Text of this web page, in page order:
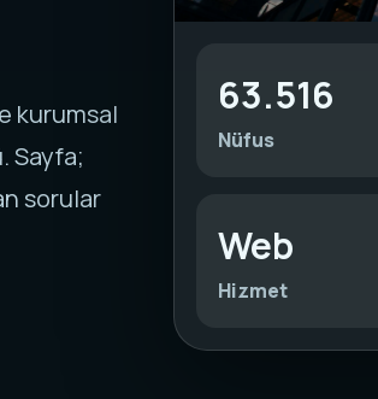
kurumsal
Sayfa;
sorular
63.516
Nüfus
Web
Hizmet